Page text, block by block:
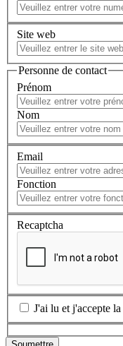
Site web
Personne de contact
Prénom
Nom
Email
Fonction
Recaptcha
J'ai lu et j'accepte la